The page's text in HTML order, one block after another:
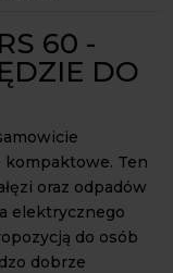
60 -
DO
Ten
oraz odpadów
elektrycznego
do osób
dobrze